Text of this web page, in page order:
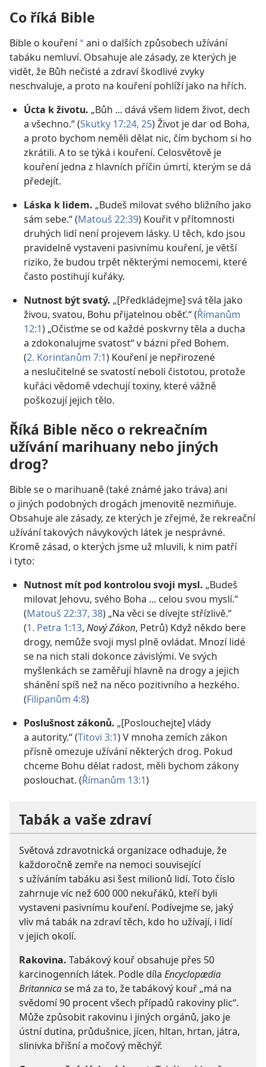
Co říká Bible
Bible o kouření aani o dalších způsobech užívání
tabáku nemluví. Obsahuje ale zásady, ze kterých je
vidět, že Bůh nečisté a zdraví škodlivé zvyky
neschvaluje, a proto na kouření pohlíží jako na hřích.
Úcta k životu. „Bůh ... dává všem lidem život, dech
a všechno.“ (Skutky 17:24, 25) Život je dar od Boha,
a proto bychom neměli dělat nic, čím bychom si ho
zkrátili. A to se týká i kouření. Celosvětově je
kouření jedna z hlavních příčin úmrtí, kterým se dá
předejít.
Láska k lidem. „Budeš milovat svého bližního jako
sám sebe.“ (Matouš 22:39) Kouřit v přítomnosti
druhých lidí není projevem lásky. U těch, kdo jsou
pravidelně vystaveni pasivnímu kouření, je větší
riziko, že budou trpět některými nemocemi, které
často postihují kuřáky.
Nutnost být svatý. „[Předkládejme] svá těla jako
živou, svatou, Bohu přijatelnou oběť.“ (Římanům
12:1) „Očisťme se od každé poskvrny těla a ducha
a zdokonalujme svatost“ v bázni před Bohem.
(2. Korinťanům 7:1) Kouření je nepřirozené
a neslučitelné se svatostí neboli čistotou, protože
kuřáci vědomě vdechují toxiny, které vážně
poškozují jejich tělo.
Říká Bible něco o rekreačním
užívání marihuany nebo jiných
drog?
Bible se o marihuaně (také známé jako tráva) ani
o jiných podobných drogách jmenovitě nezmiňuje.
Obsahuje ale zásady, ze kterých je zřejmé, že rekreační
užívání takových návykových látek je nesprávné.
Kromě zásad, o kterých jsme už mluvili, k nim patří
i tyto:
Nutnost mít pod kontrolou svoji mysl. „Budeš
milovat Jehovu, svého Boha ... celou svou myslí.“
(Matouš 22:37, 38) „Na věci se dívejte střízlivě.“
(1. Petra 1:13, Nový Zákon, Petrů) Když někdo bere
drogy, nemůže svoji mysl plně ovládat. Mnozí lidé
se na nich stali dokonce závislými. Ve svých
myšlenkách se zaměřují hlavně na drogy a jejich
shánění spíš než na něco pozitivního a hezkého.
(Filipanům 4:8)
Poslušnost zákonů. „[Poslouchejte] vlády
a autority.“ (Titovi 3:1) V mnoha zemích zákon
přísně omezuje užívání některých drog. Pokud
chceme Bohu dělat radost, měli bychom zákony
poslouchat. (Římanům 13:1)
Tabák a vaše zdraví
Světová zdravotnická organizace odhaduje, že
každoročně zemře na nemoci související
s užíváním tabáku asi šest milionů lidí. Toto číslo
zahrnuje víc než 600 000 nekuřáků, kteří byli
vystaveni pasivnímu kouření. Podívejme se, jaký
vliv má tabák na zdraví těch, kdo ho užívají, i lidí
v jejich okolí.
Rakovina. Tabákový kouř obsahuje přes 50
karcinogenních látek. Podle díla Encyclopædia
Britannicase má za to, že tabákový kouř „má na
svědomí 90 procent všech případů rakoviny plic“.
Může způsobit rakovinu i jiných orgánů, jako je
ústní dutina, průdušnice, jícen, hltan, hrtan, játra,
slinivka břišní a močový měchýř.